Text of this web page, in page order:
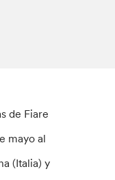
de Fiare
mayo al
(Italia) y